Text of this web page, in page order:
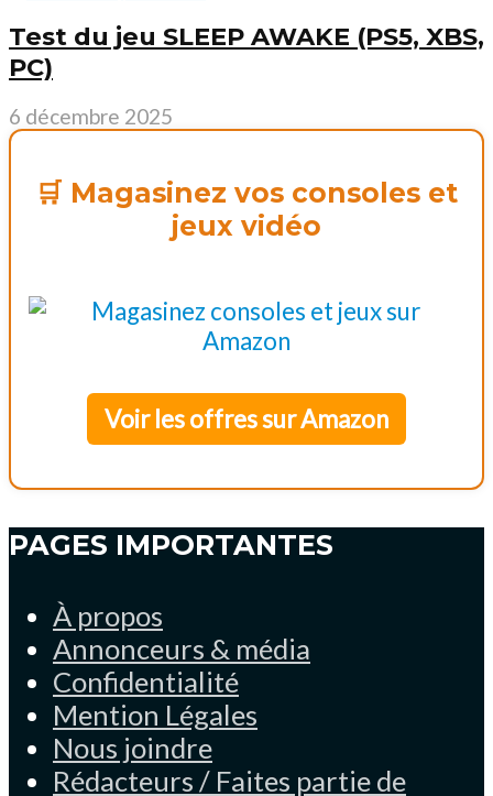
Test du jeu SLEEP AWAKE (PS5, XBS,
PC)
6 décembre 2025
🛒 Magasinez vos consoles et
jeux vidéo
Voir les offres sur Amazon
PAGES IMPORTANTES
À propos
Annonceurs & média
Confidentialité
Mention Légales
Nous joindre
Rédacteurs / Faites partie de